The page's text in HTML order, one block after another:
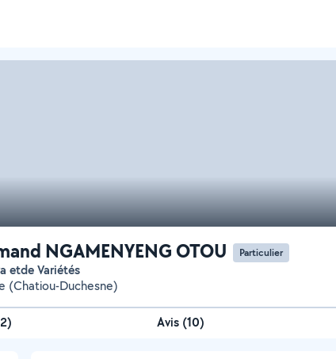
NGAMENYENG OTOU Particulier
etde Variétés
(Chatiou-Duchesne)
2) Avis (10)